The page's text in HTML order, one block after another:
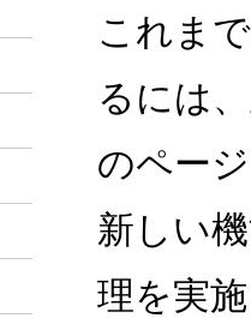
これま
るには
のペー
新しい
理を実